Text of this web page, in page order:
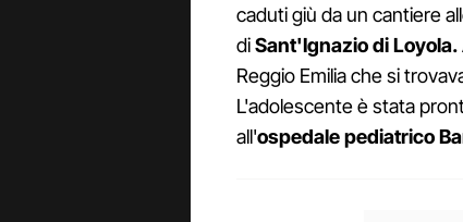
caduti giù da un cantiere
diSant'Ignazio di Loyola.
Reggio Emilia che si
L'adolescente è stata
all'ospedale pediatrico